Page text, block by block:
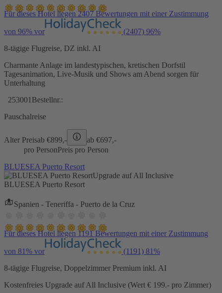
Für dieses Hotel liegen 2407 Bewertungen mit einer Zustimmung
von 96% vor (2407) 96%
8-tägige Flugreise, DZ inkl. AI
Charmante Anlage im landestypischen, kretischen Dorfstil
Tagesanimation, Live-Musik und Shows am Abend sorgen für
Unterhaltung
253001 Bestellnr.:
Pauschalreise
Alter Preisab €899,- ab €697,-
pro PersonPreis pro Person
BLUESEA Puerto Resort
Upgrade auf All Inclusive
BLUESEA Puerto Resort
Spanien - Teneriffa - Puerto de la Cruz
Für dieses Hotel liegen 1191 Bewertungen mit einer Zustimmung
von 81% vor (1191) 81%
8-tägige Flugreise, Doppelzimmer Premium inkl. AI
Kostenfreies Upgrade auf All Inclusive (Wert € 199.- pro Zimmer)